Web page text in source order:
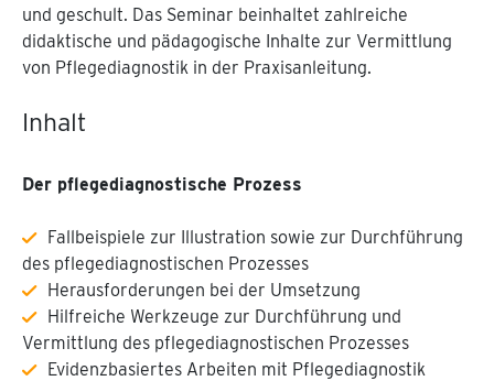
und geschult. Das Seminar beinhaltet zahlreiche
didaktische und pädagogische Inhalte zur Vermittlung
von Pflegediagnostik in der Praxisanleitung.
Inhalt
Der pflegediagnostische Prozess
Fallbeispiele zur Illustration sowie zur Durchführung
des pflegediagnostischen Prozesses
Herausforderungen bei der Umsetzung
Hilfreiche Werkzeuge zur Durchführung und
Vermittlung des pflegediagnostischen Prozesses
Evidenzbasiertes Arbeiten mit Pflegediagnostik